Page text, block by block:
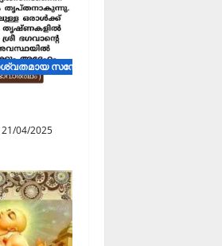
സന്തോഷം (POSTERS)
21/04/2025